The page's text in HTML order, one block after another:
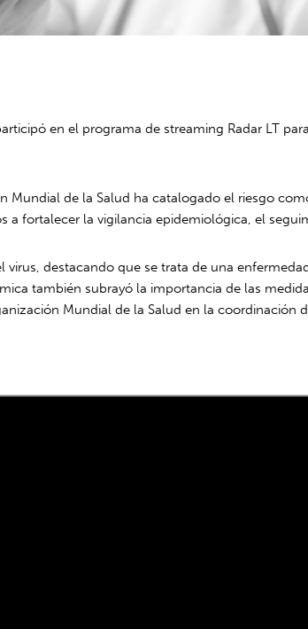
en el programa de streaming Radar LT
Mundial de la Salud ha catalogado el riesgo
fortalecer la vigilancia epidemiológica, el
destacando que se trata de una
también subrayó la importancia de las
Mundial de la Salud en la coordinación